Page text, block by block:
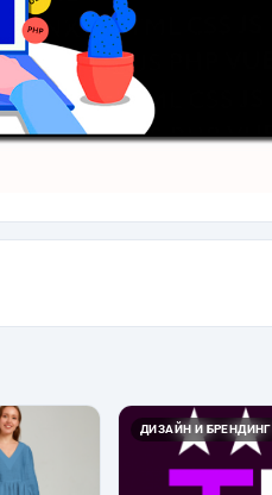
ДИЗАЙН И БРЕНДИНГ